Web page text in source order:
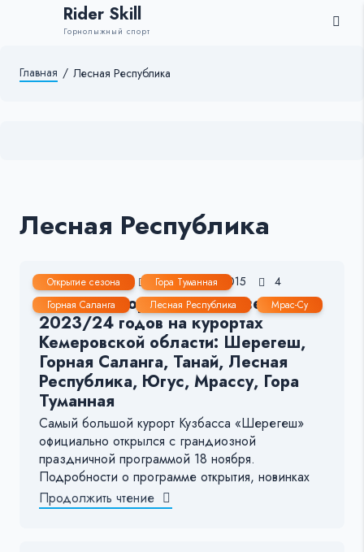
Rider Skill
Горнолыжный спорт
Главная / Лесная Республика
Лесная Республика
Открытие сезона
Гора Туманная
Горная Саланга
Лесная Республика Мрас-Су
27 Ноя, 2023 1-2 мин. 1015 4
Открытие горнолыжного сезона
2023/24 годов на курортах
Кемеровской области: Шерегеш,
Горная Саланга, Танай, Лесная
Республика, Югус, Мрассу, Гора
Туманная
Самый большой курорт Кузбасса «Шерегеш»
официально открылся с грандиозной
праздничной программой 18 ноября.
Подробности о программе открытия, новинках
Продолжить чтение